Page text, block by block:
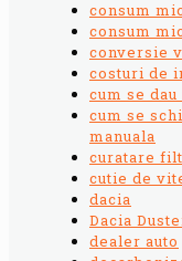
consum
consum
conversie
costuri de
cum se
cum se
manuala
curatare
cutie de
dacia
Dacia
dealer auto